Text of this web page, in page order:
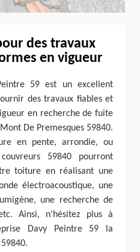
des travaux
en vigueur
59 est un excellent
des travaux fiables et
en recherche de fuite
De Premesques 59840.
en pente, arrondie, ou
59840 pourront
toiture en réalisant une
électroacoustique, une
une recherche de
Ainsi, n’hésitez plus à
Davy Peintre 59 la